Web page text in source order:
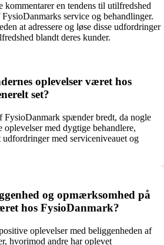
kommentarer en tendens til utilfredshed
service og behandlinger.
at adressere og løse disse udfordringer
blandt deres kunder.
oplevelser været hos
set?
FysioDanmark spænder bredt, da nogle
med dygtige behandlere,
udfordringer med serviceniveauet og
og opmærksomhed på
hos FysioDanmark?
oplevelser med beliggenheden af
hvorimod andre har oplevet